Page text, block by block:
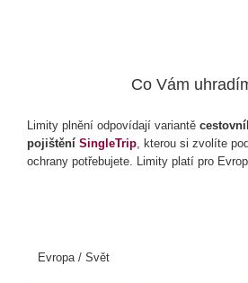
Co Vám
Limity plnění odpovídají variantě
pojištění SingleTrip, kterou si zvolíte
ochrany potřebujete. Limity platí pro
Evropa / Svět